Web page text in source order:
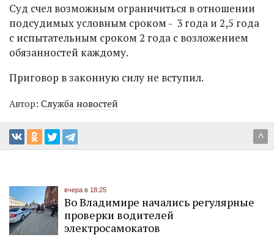
Суд счел возможным ограничиться в отношении
подсудимых условным сроком - 3 года и 2,5 года
с испытательным сроком 2 года с возложением
обязанностей каждому.
Приговор в законную силу не вступил.
Автор: Служба новостей
^
вчера в 18:25
Во Владимире начались регулярные
проверки водителей
электросамокатов